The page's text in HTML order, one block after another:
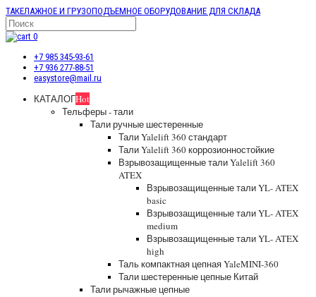
ТАКЕЛАЖНОЕ И ГРУЗОПОДЪЕМНОЕ ОБОРУДОВАНИЕ ДЛЯ СКЛАДА
0
+7 985 345-93-61
+7 936 277-88-51
easystore@mail.ru
КАТАЛОГHot
Тельферы - тали
Тали ручные шестеренные
Тали Yalelift 360 стандарт
Тали Yalelift 360 коррозионностойкие
Взрывозащищенные тали Yalelift 360
ATEX
Взрывозащищенные тали YL- ATEX
basic
Взрывозащищенные тали YL- ATEX
medium
Взрывозащищенные тали YL- ATEX
high
Таль компактная цепная YaleMINI-360
Тали шестеренные цепные Китай
Тали рычажные цепные